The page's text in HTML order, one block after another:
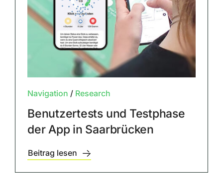
Navigation / Research
Benutzertests und Testphase
der App in Saarbrücken
Beitrag lesen